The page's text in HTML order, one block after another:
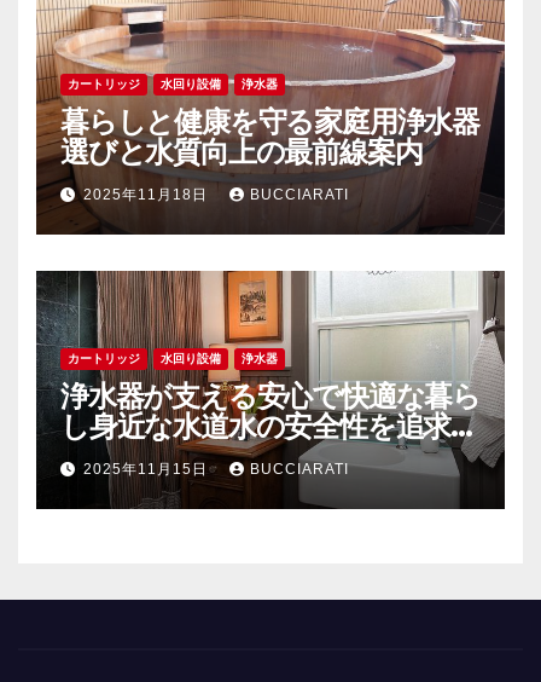
カートリッジ 水回り設備 浄水器
暮らしと健康を守る家庭用浄水器
選びと水質向上の最前線案内
2025年11月18日 BUCCIARATI
カートリッジ 水回り設備 浄水器
浄水器が支える安心で快適な暮ら
し身近な水道水の安全性を追求す
る2025年11月15日 BUCCIARATI